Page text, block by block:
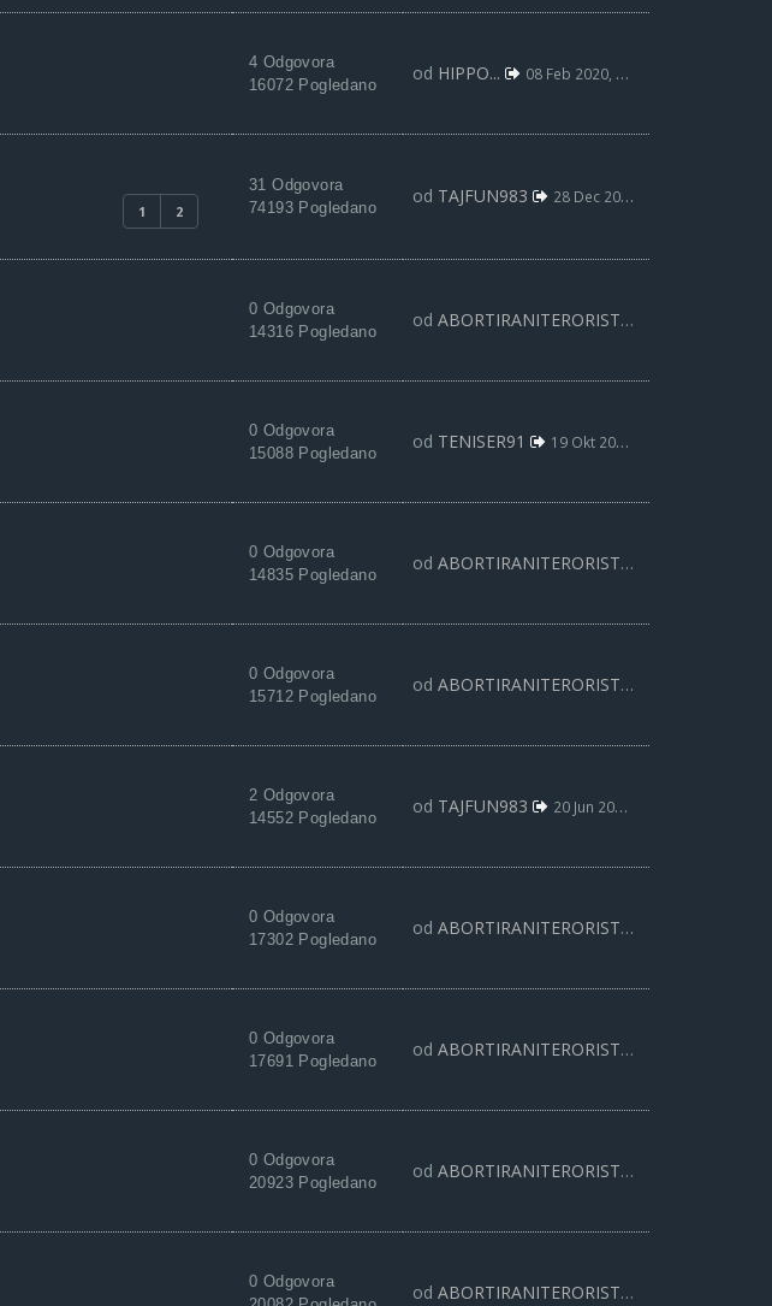
4 Odgovora
16072 Pogledano
od HIPPO... 08 Feb 2020, 11:49
1 2
31 Odgovora
74193 Pogledano
od TAJFUN983 28 Dec 2019, 21:00
0 Odgovora
14316 Pogledano
od ABORTIRANITERORISTA
0 Odgovora
15088 Pogledano
od TENISER91 19 Okt 2019, 19:51
0 Odgovora
14835 Pogledano
od ABORTIRANITERORISTA
0 Odgovora
15712 Pogledano
od ABORTIRANITERORISTA
2 Odgovora
14552 Pogledano
od TAJFUN983 20 Jun 2019, 10:13
0 Odgovora
17302 Pogledano
od ABORTIRANITERORISTA
0 Odgovora
17691 Pogledano
od ABORTIRANITERORISTA
0 Odgovora
20923 Pogledano
od ABORTIRANITERORISTA
0 Odgovora
od ABORTIRANITERORISTA